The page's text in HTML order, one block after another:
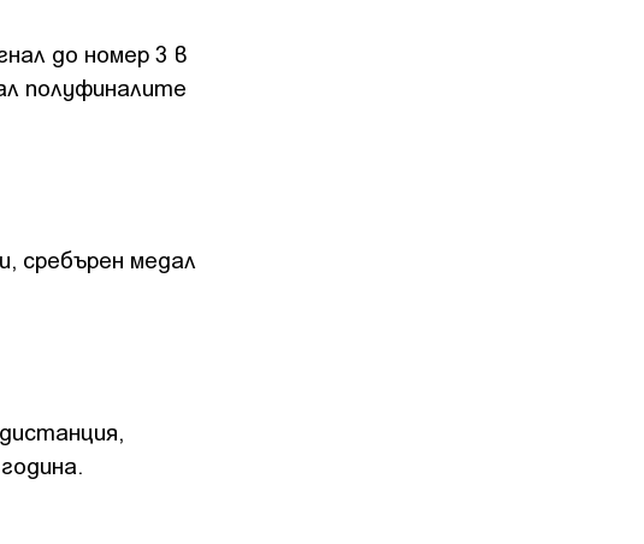
до номер 3 в
полуфиналите
сребърен медал